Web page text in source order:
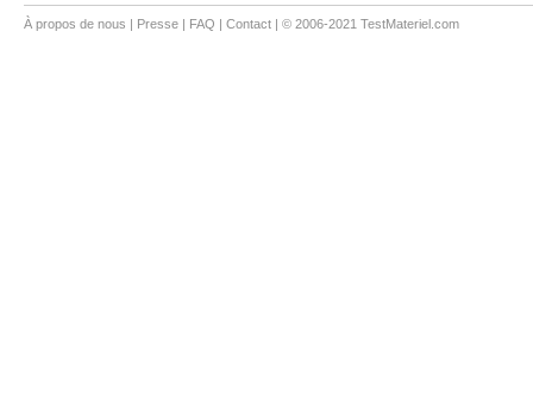
À propos de nous | Presse | FAQ | Contact | © 2006-2021 TestMateriel.com